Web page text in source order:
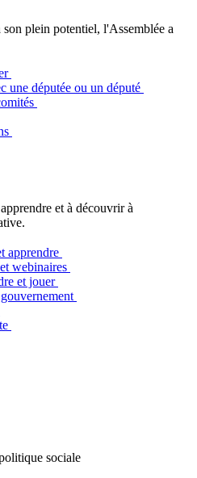
plein potentiel, l'Assemblée a
une députée ou un député
et à découvrir à
apprendre
webinaires
et jouer
sociale